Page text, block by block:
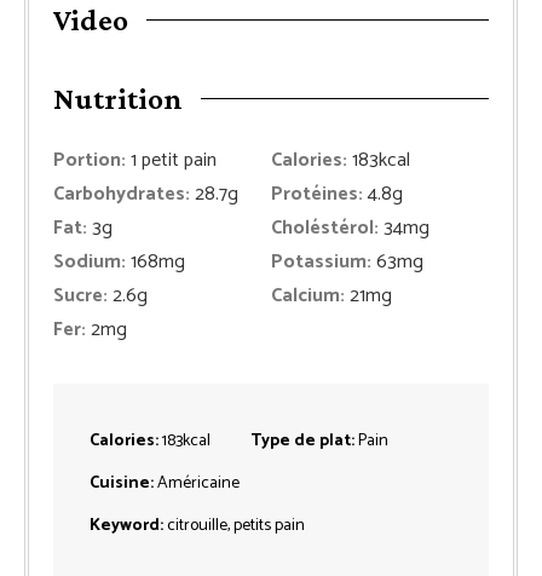
Video
Nutrition
Portion:1petit pain Calories:183kcal
Carbohydrates:28.7g Protéines:4.8g
Fat:3g Choléstérol:34mg
Sodium:168mg Potassium:63mg
Sucre:2.6g Calcium:21mg
Fer:2mg
Calories:183kcal Type de plat:Pain
Cuisine:Américaine
Keyword:citrouille, petits pain